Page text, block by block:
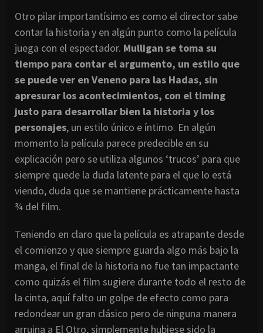
Otro pilar importantísimo es como el director sabe
contar la historia y en algún punto como la película
juega con el espectador. Mulligan se toma su
tiempo para contar el argumento, un estilo que
se puede ver en Veneno para las Hadas, sin
apresurar los acontecimientos, con el timing
justo para desarrollar bien la historia y los
personajes, un estilo único e íntimo. En algún
momento la película parece predecible en su
explicación pero se utiliza algunos ‘trucos’ para que
siempre quede la duda latente para el que lo está
viendo, duda que se mantiene prácticamente hasta
¾ del film.
Teniendo en claro que la película es atrapante desde
el comienzo y que siempre guarda algo más bajo la
manga, el final de la historia no fue tan impactante
como quizás el film sugiere durante todo el resto de
la cinta, aquí falto un golpe de efecto como para
redondear un gran clásico pero de ninguna manera
arruina a El Otro, simplemente hubiese sido la